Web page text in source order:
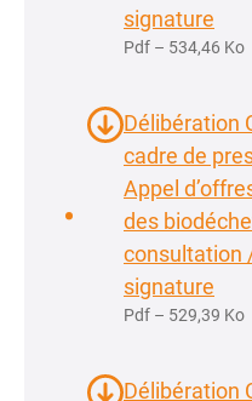
signature
Pdf – 534,46 Ko
Délibération
cadre de
Appel
des
consultation
signature
Pdf – 529,39 Ko
Délibération